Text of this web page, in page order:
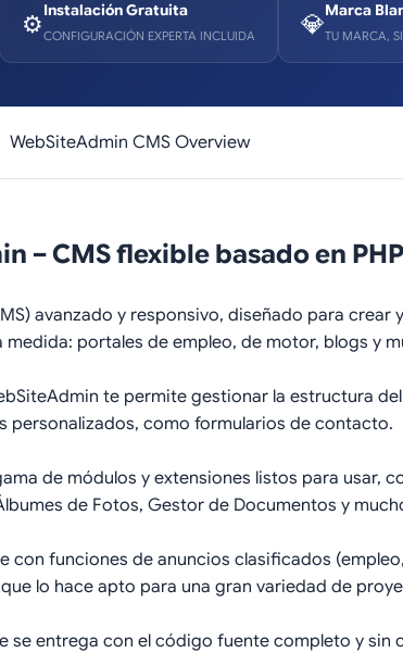
⚙️Instalación Gratuita
CONFIGURACIÓN EXPERTA INCLUIDA 💎Marca
TU MARCA,
– CMS flexible basado en PHP
avanzado y responsivo, diseñado para
portales de empleo, de motor, blogs y
te permite gestionar la estructura
personalizados, como formularios de contacto.
de módulos y extensiones listos para usar,
de Fotos, Gestor de Documentos y
con funciones de anuncios clasificados
lo hace apto para una gran variedad de
se entrega con el código fuente completo y sin